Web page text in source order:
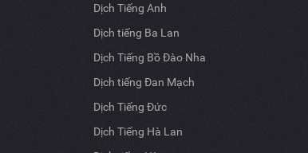
Dịch Tiếng Anh
Dịch tiếng Ba Lan
Dịch Tiếng Bồ Đào Nha
Dịch tiếng Đan Mạch
Dịch Tiếng Đức
Dịch Tiếng Hà Lan